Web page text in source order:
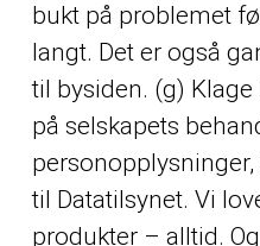
bukt på problemet
langt. Det er også
til bysiden. (g)
på selskapets
til Datatilsynet. Vi
produkter – alltid.